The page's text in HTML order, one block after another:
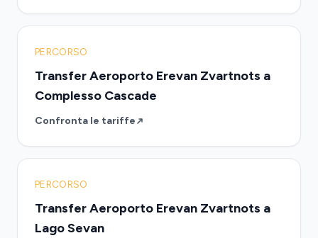
PERCORSO
Transfer Aeroporto Erevan Zvartnots a
Complesso Cascade
Confronta le tariffe
PERCORSO
Transfer Aeroporto Erevan Zvartnots a
Lago Sevan